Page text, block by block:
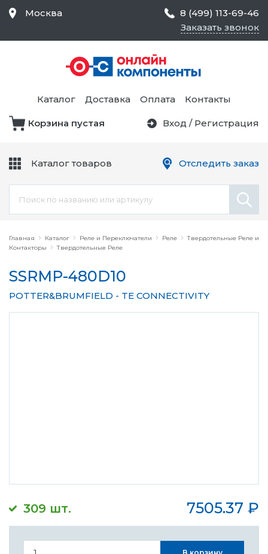
Главная Каталог Реле и Переключатели Реле
Твердотельные Реле и
Контакторы
Твердотельные Реле
SSRMP-480D10
POTTER&BRUMFIELD - TE CONNECTIVITY
309 шт. 7505.37 ₽
Москва
8 (499) 113-69-46
Заказать звонок
Каталог Доставка Оплата Контакты
Корзина пустая Вход / Регистрация
Каталог товаров
Средства Контроля
Статического
Электричества и
Безопасности,
Товары для Чистых
Цепи
Оборудование
Отследить заказ